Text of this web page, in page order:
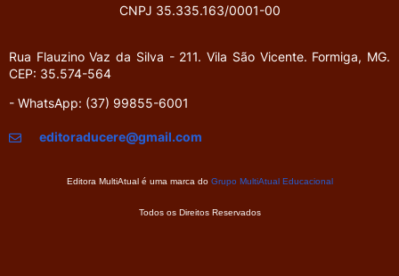
CNPJ 35.335.163/0001-00
Rua Flauzino Vaz da Silva - 211.Vila São Vicente. Formiga, MG.
CEP: 35.574-564
- WhatsApp: (37) 99855-6001
editoraducere@gmail.com
Editora MultiAtual é uma marca do Grupo MultiAtual Educacional
Todos os Direitos Reservados